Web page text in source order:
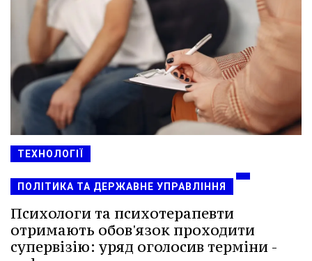
ТЕХНОЛОГІЇ
ПОЛІТИКА ТА ДЕРЖАВНЕ УПРАВЛІННЯ
Психологи та психотерапевти
отримають обов'язок проходити
супервізію: уряд оголосив терміни -